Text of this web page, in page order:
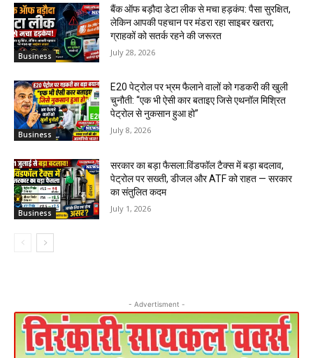
Business
बैंक ऑफ बड़ौदा डेटा लीक से मचा हड़कंप: पैसा सुरक्षित,
लेकिन आपकी पहचान पर मंडरा रहा साइबर खतरा;
ग्राहकों को सतर्क रहने की जरूरत
July 28, 2026
Business
E20 पेट्रोल पर भ्रम फैलाने वालों को गडकरी की खुली
चुनौती: “एक भी ऐसी कार बताइए जिसे एथनॉल मिश्रित
पेट्रोल से नुकसान हुआ हो”
July 8, 2026
Business
सरकार का बड़ा फैसला:विंडफॉल टैक्स में बड़ा बदलाव,
पेट्रोल पर सख्ती, डीजल और ATF को राहत — सरकार
का संतुलित कदम
July 1, 2026
- Advertisment -